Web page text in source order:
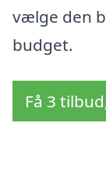
vælge den
budget.
Få 3